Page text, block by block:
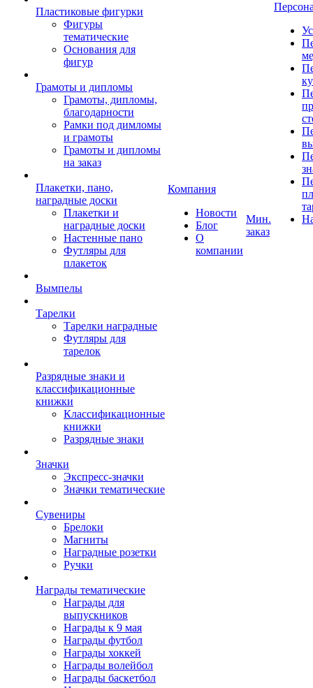
Пластиковые фигурки
Фигуры
тематические
Основания для
фигур
Грамоты и дипломы
Грамоты, дипломы,
благодарности
Рамки под димломы
и грамоты
Грамоты и дипломы
на заказ
Плакетки, пано,
наградные доски
Плакетки и
наградные доски
Настенные пано
Футляры для
плакеток
Вымпелы
Тарелки
Тарелки наградные
Футляры для
тарелок
Разрядные знаки и
классификационные
книжки
Классификационные
книжки
Разрядные знаки
Значки
Экспресс-значки
Значки тематические
Сувениры
Брелоки
Магниты
Наградные розетки
Ручки
Награды тематические
Награды для
выпускников
Награды к 9 мая
Награды футбол
Награды хоккей
Награды волейбол
Награды баскетбол
Компания
Новости
Блог
О
компании
Мин.
заказ